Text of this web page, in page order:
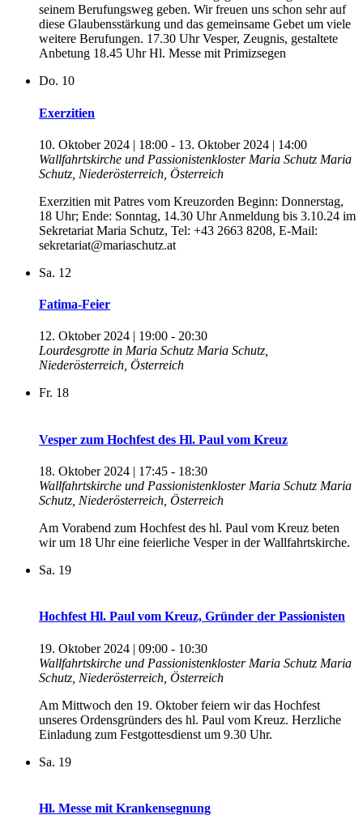
seinem Berufungsweg geben. Wir freuen uns schon sehr auf
diese Glaubensstärkung und das gemeinsame Gebet um viele
weitere Berufungen. 17.30 Uhr Vesper, Zeugnis, gestaltete
Anbetung 18.45 Uhr Hl. Messe mit Primizsegen
Do. 10
Exerzitien
10. Oktober 2024 | 18:00 - 13. Oktober 2024 | 14:00
Wallfahrtskirche und Passionistenkloster Maria Schutz Maria
Schutz, Niederösterreich, Österreich
Exerzitien mit Patres vom Kreuzorden Beginn: Donnerstag,
18 Uhr; Ende: Sonntag, 14.30 Uhr Anmeldung bis 3.10.24 im
Sekretariat Maria Schutz, Tel: +43 2663 8208, E-Mail:
sekretariat@mariaschutz.at
Sa. 12
Fatima-Feier
12. Oktober 2024 | 19:00 - 20:30
Lourdesgrotte in Maria Schutz Maria Schutz,
Niederösterreich, Österreich
Fr. 18
Vesper zum Hochfest des Hl. Paul vom Kreuz
18. Oktober 2024 | 17:45 - 18:30
Wallfahrtskirche und Passionistenkloster Maria Schutz Maria
Schutz, Niederösterreich, Österreich
Am Vorabend zum Hochfest des hl. Paul vom Kreuz beten
wir um 18 Uhr eine feierliche Vesper in der Wallfahrtskirche.
Sa. 19
Hochfest Hl. Paul vom Kreuz, Gründer der Passionisten
19. Oktober 2024 | 09:00 - 10:30
Wallfahrtskirche und Passionistenkloster Maria Schutz Maria
Schutz, Niederösterreich, Österreich
Am Mittwoch den 19. Oktober feiern wir das Hochfest
unseres Ordensgründers des hl. Paul vom Kreuz. Herzliche
Einladung zum Festgottesdienst um 9.30 Uhr.
Sa. 19
Hl. Messe mit Krankensegnung